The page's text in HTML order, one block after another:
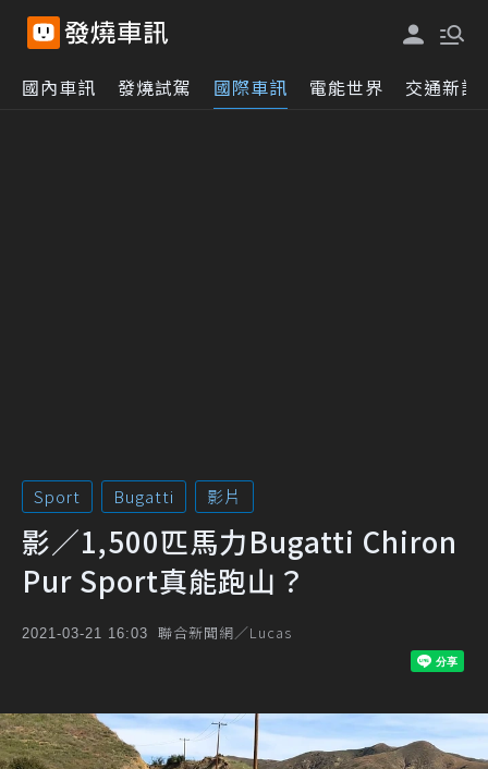
國內車訊 發燒試駕 國際車訊 電能世界 交通新訊
Sport Bugatti 影片
影／1,500匹馬力Bugatti Chiron
Pur Sport真能跑山？
2021-03-21 16:03 聯合新聞網／Lucas